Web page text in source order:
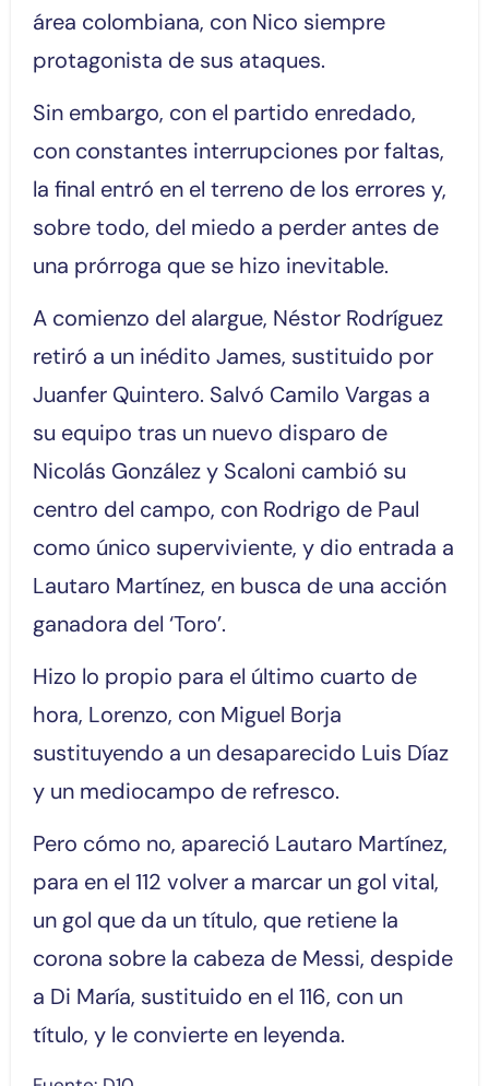
área colombiana, con Nico siempre
protagonista de sus ataques.
Sin embargo, con el partido enredado,
con constantes interrupciones por faltas,
la final entró en el terreno de los errores y,
sobre todo, del miedo a perder antes de
una prórroga que se hizo inevitable.
A comienzo del alargue, Néstor Rodríguez
retiró a un inédito James, sustituido por
Juanfer Quintero. Salvó Camilo Vargas a
su equipo tras un nuevo disparo de
Nicolás González y Scaloni cambió su
centro del campo, con Rodrigo de Paul
como único superviviente, y dio entrada a
Lautaro Martínez, en busca de una acción
ganadora del ‘Toro’.
Hizo lo propio para el último cuarto de
hora, Lorenzo, con Miguel Borja
sustituyendo a un desaparecido Luis Díaz
y un mediocampo de refresco.
Pero cómo no, apareció Lautaro Martínez,
para en el 112 volver a marcar un gol vital,
un gol que da un título, que retiene la
corona sobre la cabeza de Messi, despide
a Di María, sustituido en el 116, con un
título, y le convierte en leyenda.